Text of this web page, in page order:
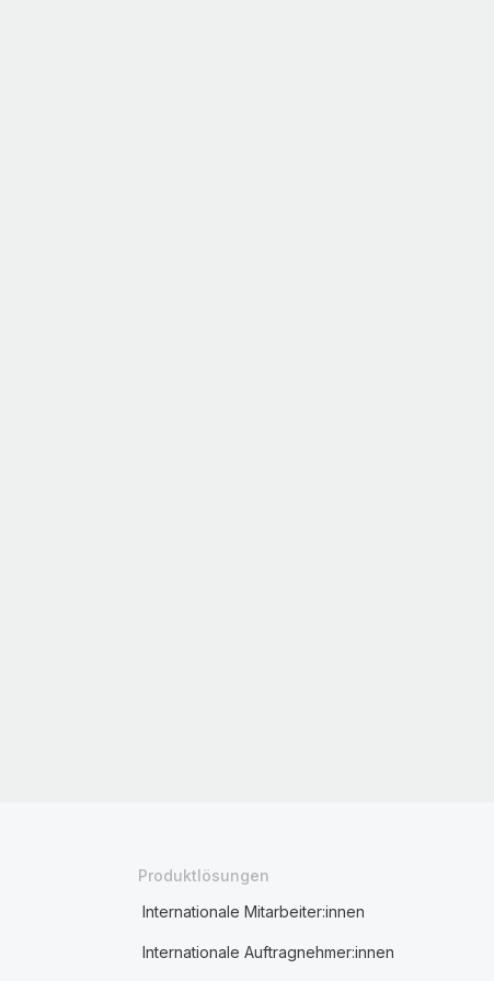
Produktlösungen
Internationale Mitarbeiter:innen
Internationale Auftragnehmer:innen